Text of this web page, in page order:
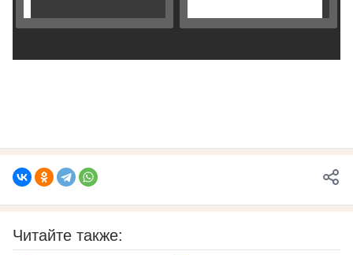
Читайте также: